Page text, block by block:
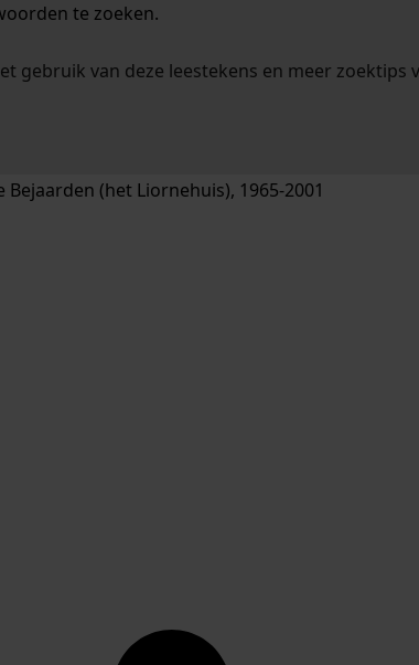
te zoeken.
gebruik van deze leestekens en meer zoektips
(het Liornehuis), 1965-2001